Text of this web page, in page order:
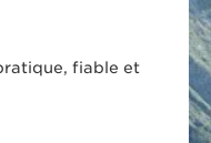
fiable et